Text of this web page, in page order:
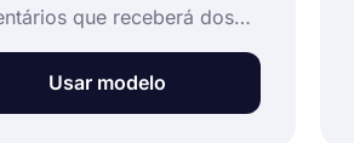
que receberá dos
Você pode incorporar o
de formulário de
de agência de viagens
Usar modelo